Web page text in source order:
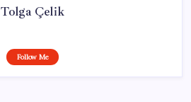
Tolga Çelik
Follow Me